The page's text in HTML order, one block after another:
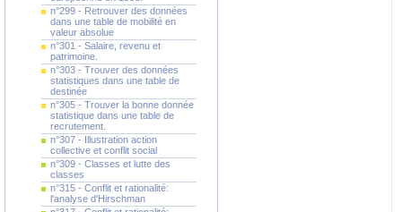
n°299 - Retrouver des données
dans une table de mobilité en
valeur absolue
n°301 - Salaire, revenu et
patrimoine.
n°303 - Trouver des données
statistiques dans une table de
destinée
n°305 - Trouver la bonne donnée
statistique dans une table de
recrutement.
n°307 - Illustration action
collective et conflit social
n°309 - Classes et lutte des
classes
n°315 - Conflit et rationalité:
l'analyse d'Hirschman